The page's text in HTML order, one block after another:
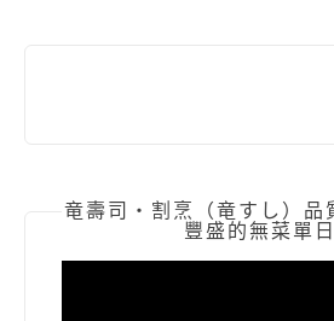
竜壽司‧割烹（竜すし）品
豐盛的無菜單